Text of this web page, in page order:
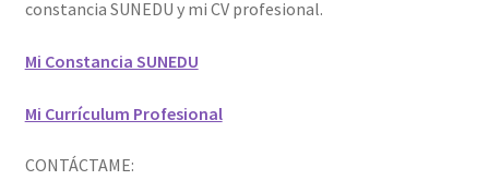
constancia SUNEDU y mi CV profesional.
Mi Constancia SUNEDU
Mi Currículum Profesional
CONTÁCTAME: